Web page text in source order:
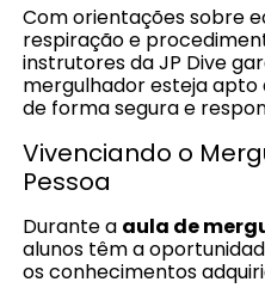
Com orientações sobre
respiração e
instrutores da JP Dive
mergulhador esteja
de forma segura e
Vivenciando o
Pessoa
Durante a aula de
alunos têm a
os conhecimentos